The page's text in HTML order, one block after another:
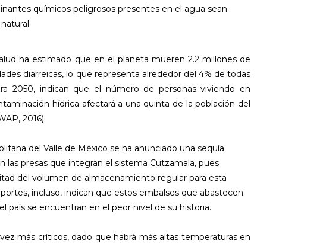
químicos peligrosos presentes en el agua sean
ha estimado que en el planeta mueren 2.2 millones de
diarreicas, lo que representa alrededor del 4% de todas
2050, indican que el número de personas viviendo en
hídrica afectará a una quinta de la población del
2016).
del Valle de México se ha anunciado una sequía
las presas que integran el sistema Cutzamala, pues
del volumen de almacenamiento regular para esta
incluso, indican que estos embalses que abastecen
país se encuentran en el peor nivel de su historia.
más críticos, dado que habrá más altas temperaturas en